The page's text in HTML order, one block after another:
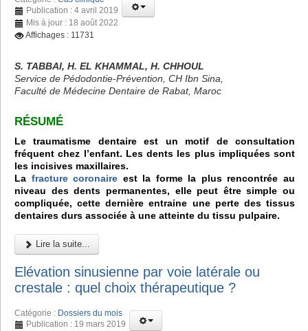
Publication : 4 avril 2019
Mis à jour : 18 août 2022
Affichages : 11731
S. TABBAI, H. EL KHAMMAL, H. CHHOUL
Service de Pédodontie-Prévention, CH Ibn Sina,
Faculté de Médecine Dentaire de Rabat, Maroc
RÉSUMÉ
Le traumatisme dentaire est un motif de consultation
fréquent chez l’enfant. Les dents les plus impliquées sont
les incisives maxillaires.
La fracture coronaire est la forme la plus rencontrée au
niveau des dents permanentes, elle peut être simple ou
compliquée, cette dernière entraine une perte des tissus
dentaires durs associée à une atteinte du tissu pulpaire.
Lire la suite...
Elévation sinusienne par voie latérale ou
crestale : quel choix thérapeutique ?
Catégorie : Dossiers du mois
Publication : 19 mars 2019